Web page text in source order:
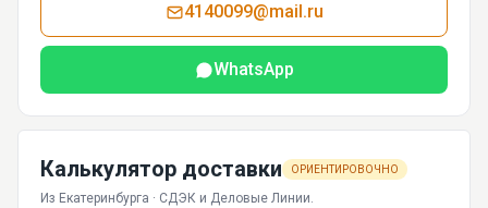
4140099@mail.ru
WhatsApp
Калькулятор доставки ОРИЕНТИРОВОЧНО
Из Екатеринбурга · СДЭК и Деловые Линии.